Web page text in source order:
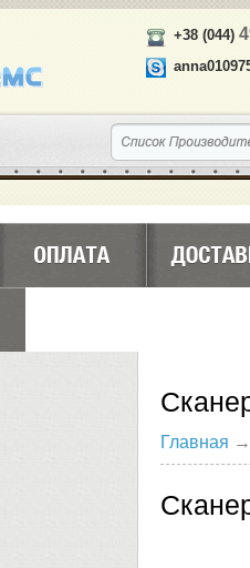
+38 (044)
Главная